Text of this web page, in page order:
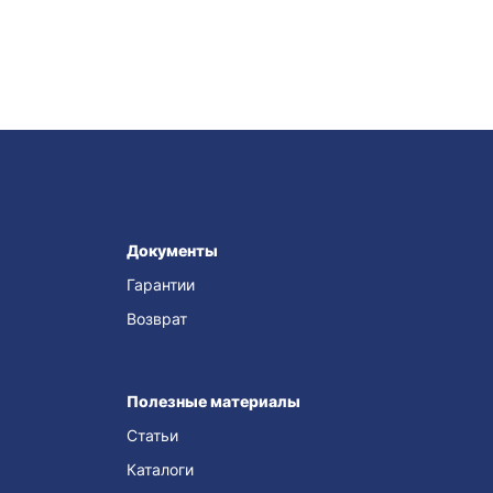
Документы
Гарантии
Возврат
Полезные материалы
Статьи
Каталоги